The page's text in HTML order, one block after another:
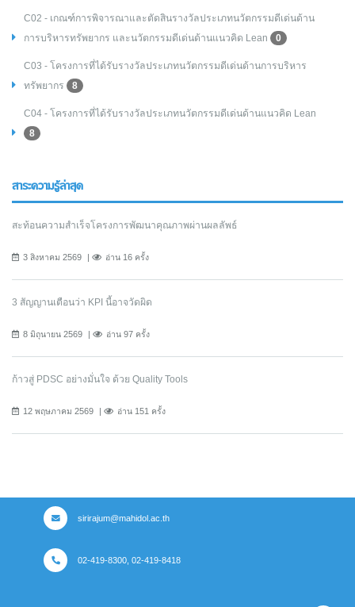
C02 - เกณฑ์การพิจารณาและตัดสินรางวัลประเภทนวัตกรรมดีเด่นด้าน
การบริหารทรัพยากร และนวัตกรรมดีเด่นด้านแนวคิด Lean
0
C03 - โครงการที่ได้รับรางวัลประเภทนวัตกรรมดีเด่นด้านการบริหาร
ทรัพยากร
8
C04 - โครงการที่ได้รับรางวัลประเภทนวัตกรรมดีเด่นด้านแนวคิด Lean
8
สาระความรู้ล่าสุด
สะท้อนความสำเร็จโครงการพัฒนาคุณภาพผ่านผลลัพธ์
3 สิงหาคม 2569 อ่าน 16 ครั้ง
3 สัญญานเตือนว่า KPI นี้อาจวัดผิด
8 มิถุนายน 2569 อ่าน 97 ครั้ง
ก้าวสู่ PDSC อย่างมั่นใจ ด้วย Quality Tools
12 พฤษภาคม 2569 อ่าน 151 ครั้ง
sirirajum@mahidol.ac.th
02-419-8300, 02-419-8418